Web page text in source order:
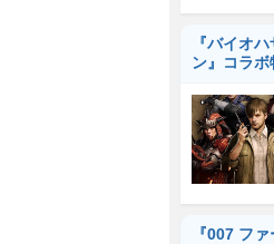
『バイオ
ン』コラボ
『007 フ